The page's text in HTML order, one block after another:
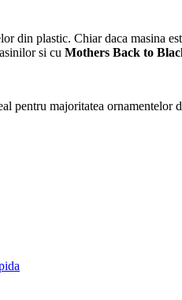
din plastic. Chiar daca masina
si cu Mothers Back to
pentru majoritatea ornamentelor